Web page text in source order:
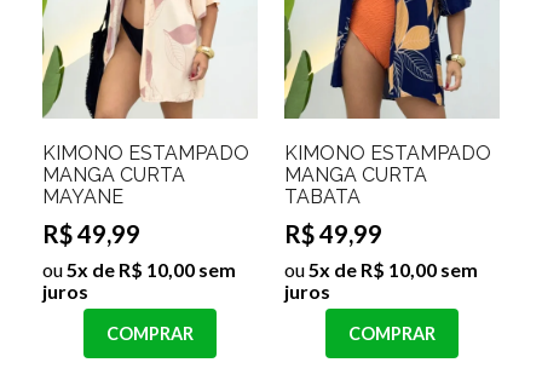
KIMONO ESTAMPADO
MANGA CURTA
MAYANE
R$ 49,99
ou5x de R$ 10,00 sem
juros
COMPRAR
KIMONO ESTAMPADO
MANGA CURTA
TABATA
R$ 49,99
ou5x de R$ 10,00 sem
juros
COMPRAR